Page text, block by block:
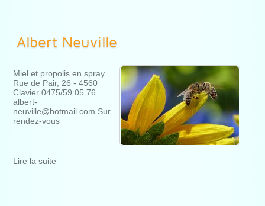
Albert Neuville
Miel et propolis en spray
Rue de Pair, 26 - 4560
Clavier 0475/59 05 76
albert-
neuville@hotmail.com Sur
rendez-vous
Lire la suite